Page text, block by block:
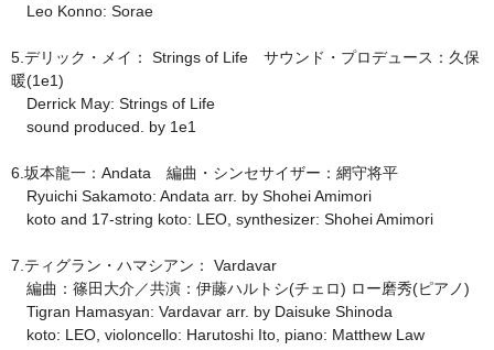
Leo Konno: Sorae
5.デリック・メイ： Strings of Life サウンド・プロデュース：久保
暖(1e1)
Derrick May: Strings of Life
sound produced. by 1e1
6.坂本龍一：Andata 編曲・シンセサイザー：網守将平
Ryuichi Sakamoto: Andata arr. by Shohei Amimori
koto and 17-string koto: LEO, synthesizer: Shohei Amimori
7.ティグラン・ハマシアン： Vardavar
編曲：篠田大介／共演：伊藤ハルトシ(チェロ) ロー磨秀(ピアノ)
Tigran Hamasyan: Vardavar arr. by Daisuke Shinoda
koto: LEO, violoncello: Harutoshi Ito, piano: Matthew Law